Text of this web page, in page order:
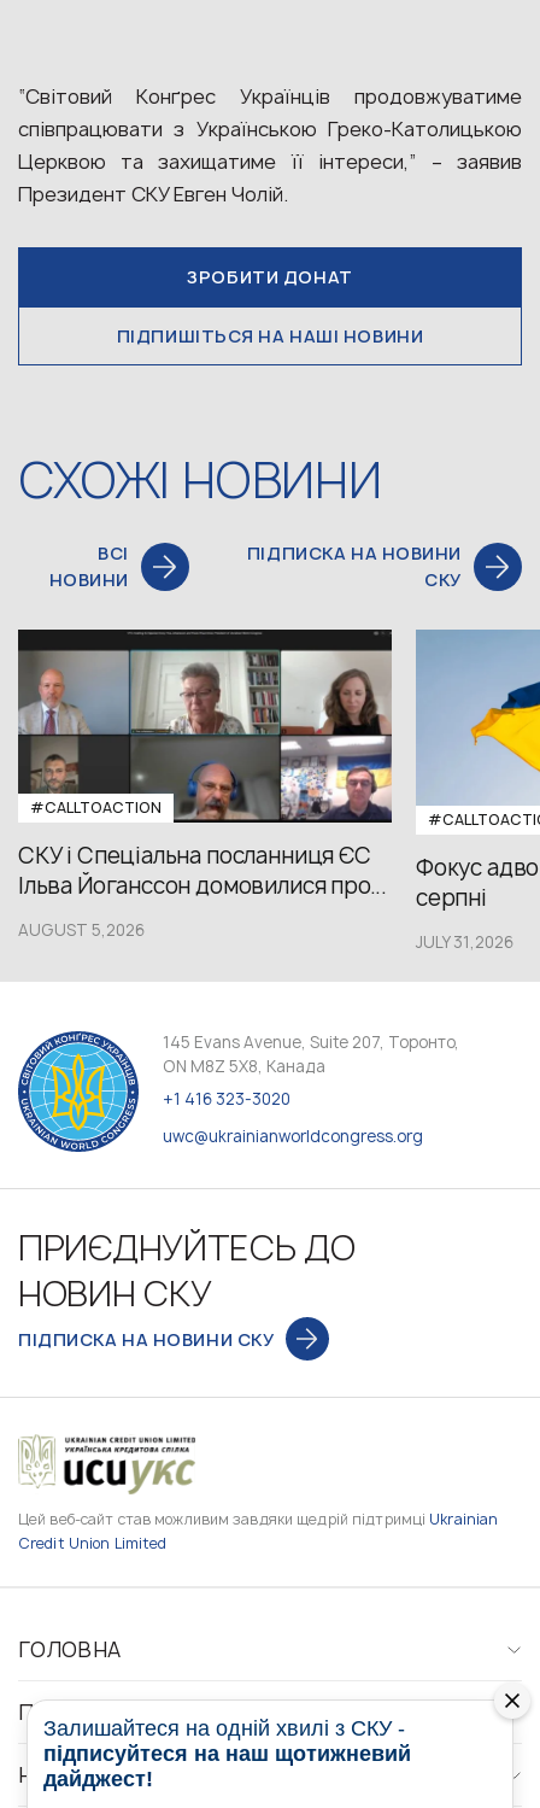
“Світовий Конґрес Українців продовжуватиме
співпрацювати з Українською Греко-Католицькою
Церквою та захищатиме її інтереси,” – заявив
Президент СКУ Евген Чолій.
ЗРОБИТИ ДОНАТ
ПІДПИШІТЬСЯ НА НАШІ НОВИНИ
СХОЖІ НОВИНИ
ВСІ
НОВИНИ
ПІДПИСКА НА НОВИНИ
СКУ
#CALLTOACTION
СКУ і Спеціальна посланниця ЄС
Ільва Йоганссон домовилися про...
AUGUST 5,2026
Фокус
серпні
JULY 31,2026
145 Evans Avenue, Suite 207, Торонто,
ON M8Z 5X8, Канада
+1 416 323-3020
uwc@ukrainianworldcongress.org
ПРИЄДНУЙТЕСЬ ДО
НОВИН СКУ
ПІДПИСКА НА НОВИНИ СКУ
Цей веб-сайт став можливим завдяки щедрій підтримці Ukrainian
Credit Union Limited
ГОЛОВНА
ПРО НАС
НОВИНИ
Залишайтеся на одній хвилі з СКУ -
підписуйтеся на наш щотижневий
дайджест!